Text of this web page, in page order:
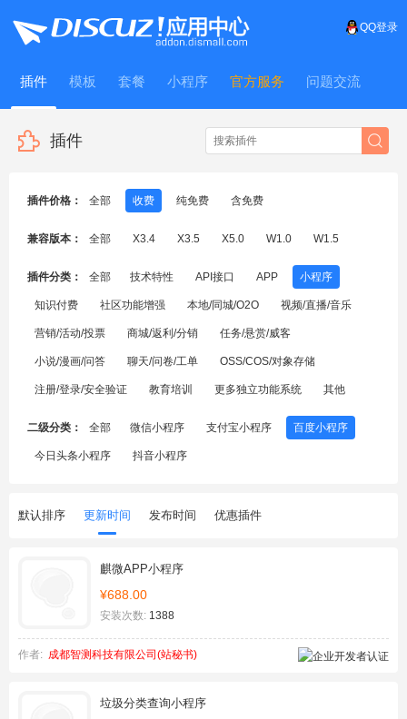
QQ登录
插件 模板 套餐 小程序 官方服务 问题交流
WitFrame
插件
插件价格： 全部 收费 纯免费 含免费
兼容版本： 全部 X3.4 X3.5 X5.0 W1.0 W1.5
插件分类： 全部 技术特性 API接口 APP 小程序
知识付费 社区功能增强 本地/同城/O2O 视频/直播/音乐
营销/活动/投票 商城/返利/分销 任务/悬赏/威客
小说/漫画/问答 聊天/问卷/工单 OSS/COS/对象存储
注册/登录/安全验证 教育培训 更多独立功能系统 其他
二级分类： 全部 微信小程序 支付宝小程序 百度小程序
今日头条小程序 抖音小程序
默认排序 更新时间 发布时间 优惠插件
麒微APP小程序
¥688.00
安装次数: 1388
作者: 成都智测科技有限公司(站秘书)
垃圾分类查询小程序